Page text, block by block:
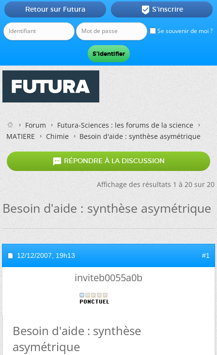
Se souvenir de moi ?
Retour sur Futura  S'inscrire
Forum
Futura-Sciences : les forums de la science
MATIERE
Chimie Besoin d'aide : synthèse asymétrique
 RÉPONDRE À LA DISCUSSION
Affichage des résultats 1 à 20 sur 20
Besoin d'aide : synthèse asymétrique
12/12/2007, 19h13 #1
inviteb0055a0b
Besoin d'aide : synthèse
asymétrique